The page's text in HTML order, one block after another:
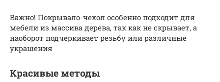
Важно! Покрывало-чехол особенно подходит для
мебели из массива дерева, так как не скрывает, а
наоборот подчеркивает резьбу или различные
украшения
Красивые методы